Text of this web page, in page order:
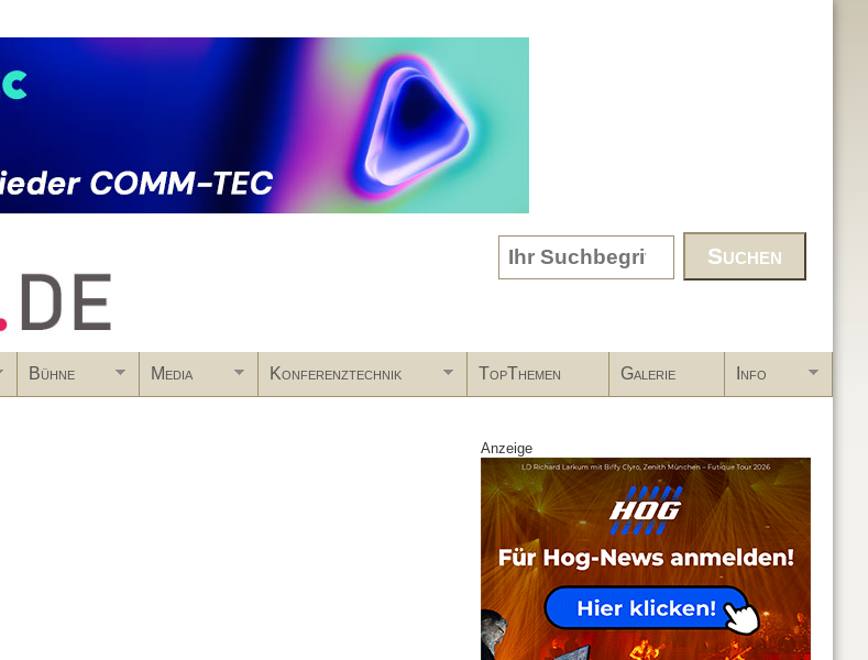
Search form
Bühne Media Konferenztechnik TopThemen Galerie Info
Anzeige